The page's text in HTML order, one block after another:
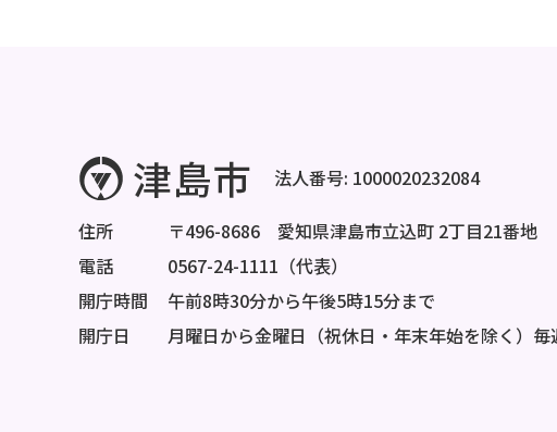
法人番号: 1000020232084
住所
〒496-8686 愛知県津島市立込町 2丁目21番地
電話
0567-24-1111（代表）
開庁時間
午前8時30分から午後5時15分まで
開庁日
月曜日から金曜日（祝休日・年末年始を除く）